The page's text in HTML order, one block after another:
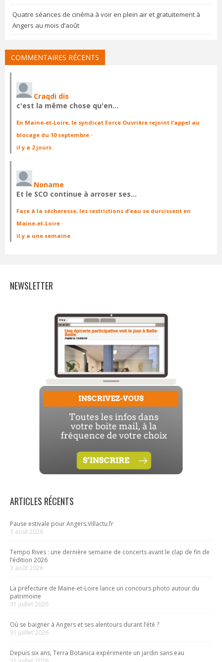
Quatre séances de cinéma à voir en plein air et gratuitement à
Angers au mois d’août
COMMENTAIRES RÉCENTS
Craqdi dis
c'est la même chose qu'en…
En Maine-et-Loire, le syndicat Force Ouvrière rejoint l’appel au
blocage du 10 septembre ·
il y a 2 jours
Noname
Et le SCO continue à arroser ses…
Face à la sécheresse, les restrictions d’eau se durcissent en
Maine-et-Loire ·
il y a une semaine
NEWSLETTER
ARTICLES RÉCENTS
Pause estivale pour Angers.Villactu.fr
3 août 2026
Tempo Rives : une dernière semaine de concerts avant le clap de fin de
l’édition 2026
3 août 2026
La préfecture de Maine-et-Loire lance un concours photo autour du
patrimoine
31 juillet 2026
Où se baigner à Angers et ses alentours durant l’été ?
31 juillet 2026
Depuis six ans, Terra Botanica expérimente un jardin sans eau